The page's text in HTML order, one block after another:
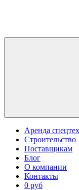
Аренда
Строительство
Поставщикам
Блог
О компании
Контакты
0 руб